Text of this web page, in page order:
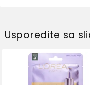
Usporedite sa